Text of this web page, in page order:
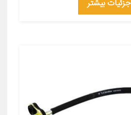
جزئیات بیشتر